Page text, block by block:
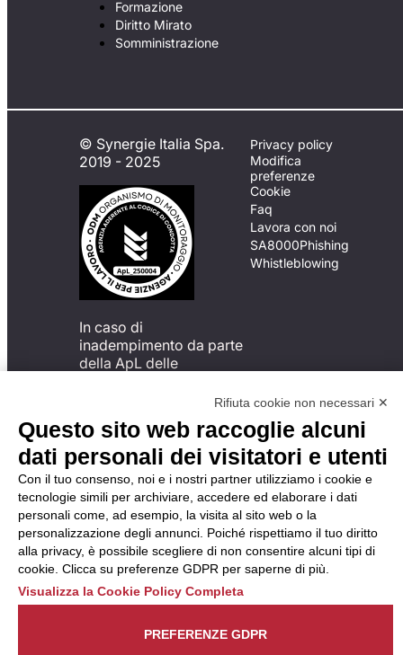
Formazione
Diritto Mirato
Somministrazione
© Synergie Italia Spa.
2019 - 2025
In caso di
inadempimento da parte
della ApL delle
del Codice di Condotta, è
possibile presentare un
reclamo
all’Organismo di
Monitoraggio utilizzando
una delle modalità
descritte al seguente
indirizzo web
https://odm-
agenzielavoro.it/reclami/ .
Privacy policy
Modifica
preferenze
Cookie
Faq
Lavora con noi
SA8000Phishing
Whistleblowing
Rifiuta cookie non necessari ✕
Questo sito web raccoglie alcuni
dati personali dei visitatori e utenti
Con il tuo consenso, noi e i nostri partner utilizziamo i cookie e
tecnologie simili per archiviare, accedere ed elaborare i dati
personali come, ad esempio, la visita al sito web o la
personalizzazione degli annunci. Poiché rispettiamo il tuo diritto
alla privacy, è possibile scegliere di non consentire alcuni tipi di
cookie. Clicca su preferenze GDPR per saperne di più.
Visualizza la Cookie Policy Completa
PREFERENZE GDPR